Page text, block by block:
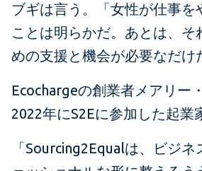
ブギは言う。「女性が仕事を
ことは明らかだ。あとは、そ
めの支援と機会が必要なだけ
Ecochargeの創業者メアリー
2022年にS2Eに参加した起業
「Sourcing2Equalは、ビジ